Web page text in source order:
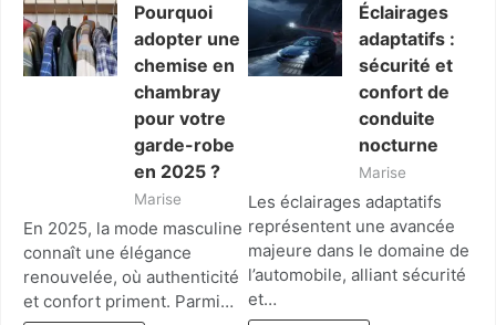
Pourquoi
adopter une
chemise en
chambray
pour votre
garde-robe
en 2025 ?
Marise
En 2025, la mode masculine
connaît une élégance
renouvelée, où authenticité
et confort priment. Parmi…
Éclairages
adaptatifs :
sécurité et
confort de
conduite
nocturne
Marise
Les éclairages adaptatifs
représentent une avancée
majeure dans le domaine de
l’automobile, alliant sécurité
et…